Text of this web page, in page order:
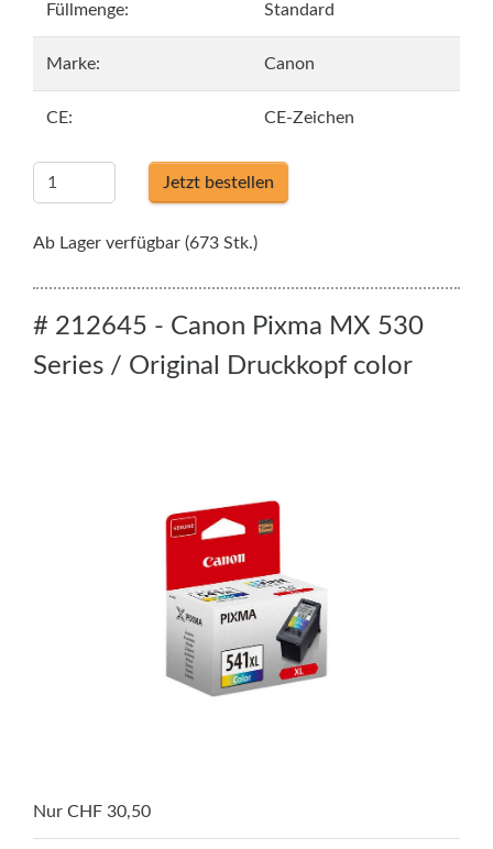
Füllmenge: Standard
Marke: Canon
CE: CE-Zeichen
Jetzt bestellen
Ab Lager verfügbar (673 Stk.)
# 212645 - Canon Pixma MX 530
Series / Original Druckkopf color
Nur CHF 30,50